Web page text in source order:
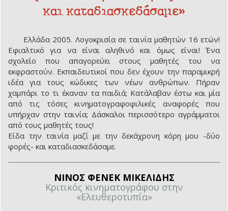
και καταδιασκεδάσαμε»
Ελλάδα 2005. Λογοκρισία σε ταινία μαθητών 16 ετών!
Εφιαλτικό για να είναι αληθινό και όμως είναι! Ένα
σχολείο που απαγορεύει στους μαθητές του να
εκφραστούν. Εκπαιδευτικοί που δεν έχουν την παραμικρή
ιδέα για τους κώδικες των νέων ανθρώπων. Πήραν
χαμπάρι το τι έκαναν τα παιδιά; Κατάλαβαν έστω και μία
από τις τόσες κινηματογραφοφιλικές αναφορές που
υπήρχαν στην ταινία; Δάσκαλοι περισσότερο αγράμματοι
από τους μαθητές τους!
Είδα την ταινία μαζί με την δεκάχρονη κόρη μου -δύο
φορές- και καταδιασκεδάσαμε.
ΝΙΝΟΣ ΦΕΝΕΚ ΜΙΚΕΛΙΔΗΣ
Κριτικός κινηματογράφου στην
«Ελευθεροτυπία»